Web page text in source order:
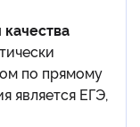
по прямому
является ЕГЭ,